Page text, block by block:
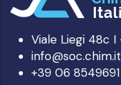
Viale Liegi 48c
info@soc.chim.it
+39 06